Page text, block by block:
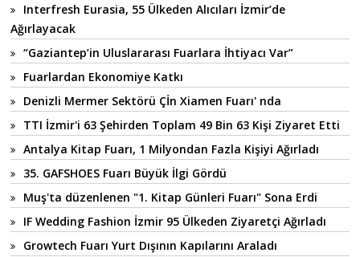
Interfresh Eurasia, 55 Ülkeden Alıcıları İzmir’de
Ağırlayacak
“Gaziantep’in Uluslararası Fuarlara İhtiyacı Var”
Fuarlardan Ekonomiye Katkı
Denizli Mermer Sektörü Çİn Xiamen Fuarı' nda
TTI İzmir'i 63 Şehirden Toplam 49 Bin 63 Kişi Ziyaret Etti
Antalya Kitap Fuarı, 1 Milyondan Fazla Kişiyi Ağırladı
35. GAFSHOES Fuarı Büyük İlgi Gördü
Muş'ta düzenlenen "1. Kitap Günleri Fuarı" Sona Erdi
IF Wedding Fashion İzmir 95 Ülkeden Ziyaretçi Ağırladı
Growtech Fuarı Yurt Dışının Kapılarını Araladı